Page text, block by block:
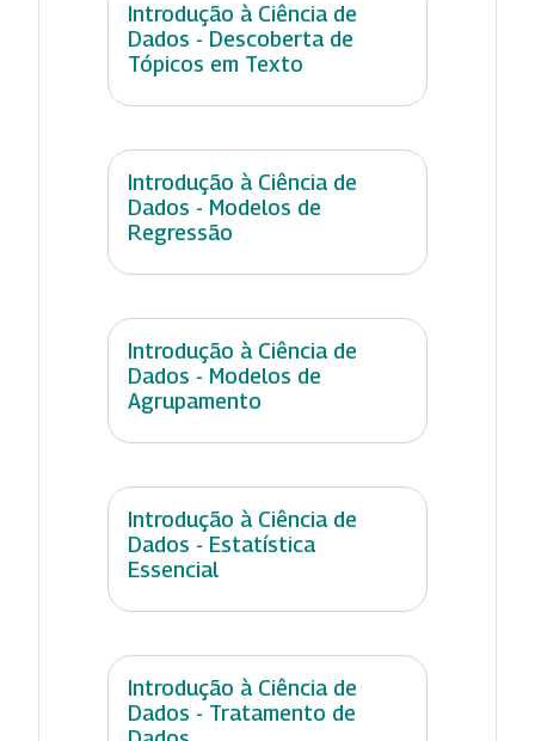
Introdução à Ciência de
Dados - Descoberta de
Tópicos em Texto
Introdução à Ciência de
Dados - Modelos de
Regressão
Introdução à Ciência de
Dados - Modelos de
Agrupamento
Introdução à Ciência de
Dados - Estatística
Essencial
Introdução à Ciência de
Dados - Tratamento de